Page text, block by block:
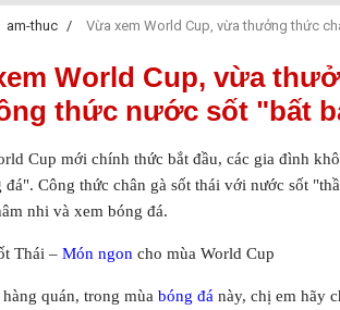
am-thuc / Vừa xem World Cup, vừa thưởng thức
World Cup, vừa
thức nước sốt "bất
Cup mới chính thức bắt đầu, các gia đình
đá". Công thức chân gà sốt thái với nước sốt
nhi và xem bóng đá.
Thái – Món ngon cho mùa World Cup
quán, trong mùa bóng đá này, chị em hãy